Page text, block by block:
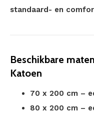
standaard- en
Beschikbare
Katoen
70 x 200 cm –
80 x 200 cm –